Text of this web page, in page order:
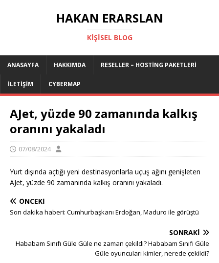
HAKAN ERARSLAN
KIŞISEL BLOG
ANASAYFA HAKKIMDA RESELLER – HOSTING PAKETLERI
İLETIŞIM CYBERMAP
AJet, yüzde 90 zamanında kalkış
oranını yakaladı
07/08/2024
Yurt dışında açtığı yeni destinasyonlarla uçuş ağını genişleten
AJet, yüzde 90 zamanında kalkış oranını yakaladı.
ÖNCEKI
Son dakika haberi: Cumhurbaşkanı Erdoğan, Maduro ile görüştü
SONRAKI
Hababam Sınıfı Güle Güle ne zaman çekildi? Hababam Sınıfı Güle
Güle oyuncuları kimler, nerede çekildi?